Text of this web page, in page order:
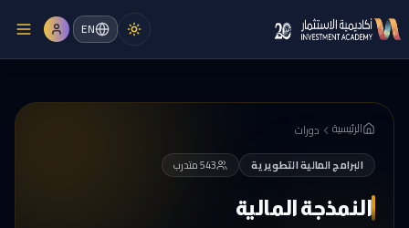
EN
الرئيسية دورات
البرامج المالية التطويرية 543متدرب
النمذجة المالية